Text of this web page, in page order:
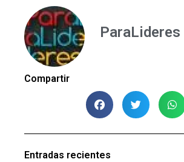
ParaLideres
Compartir
Entradas recientes